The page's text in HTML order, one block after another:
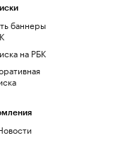
баннеры
на РБК